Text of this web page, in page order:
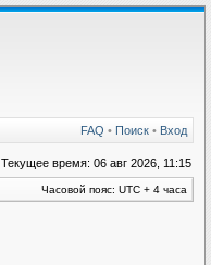
FAQ • Поиск • Вход
Текущее время: 06 авг 2026, 11:15
Часовой пояс: UTC + 4 часа